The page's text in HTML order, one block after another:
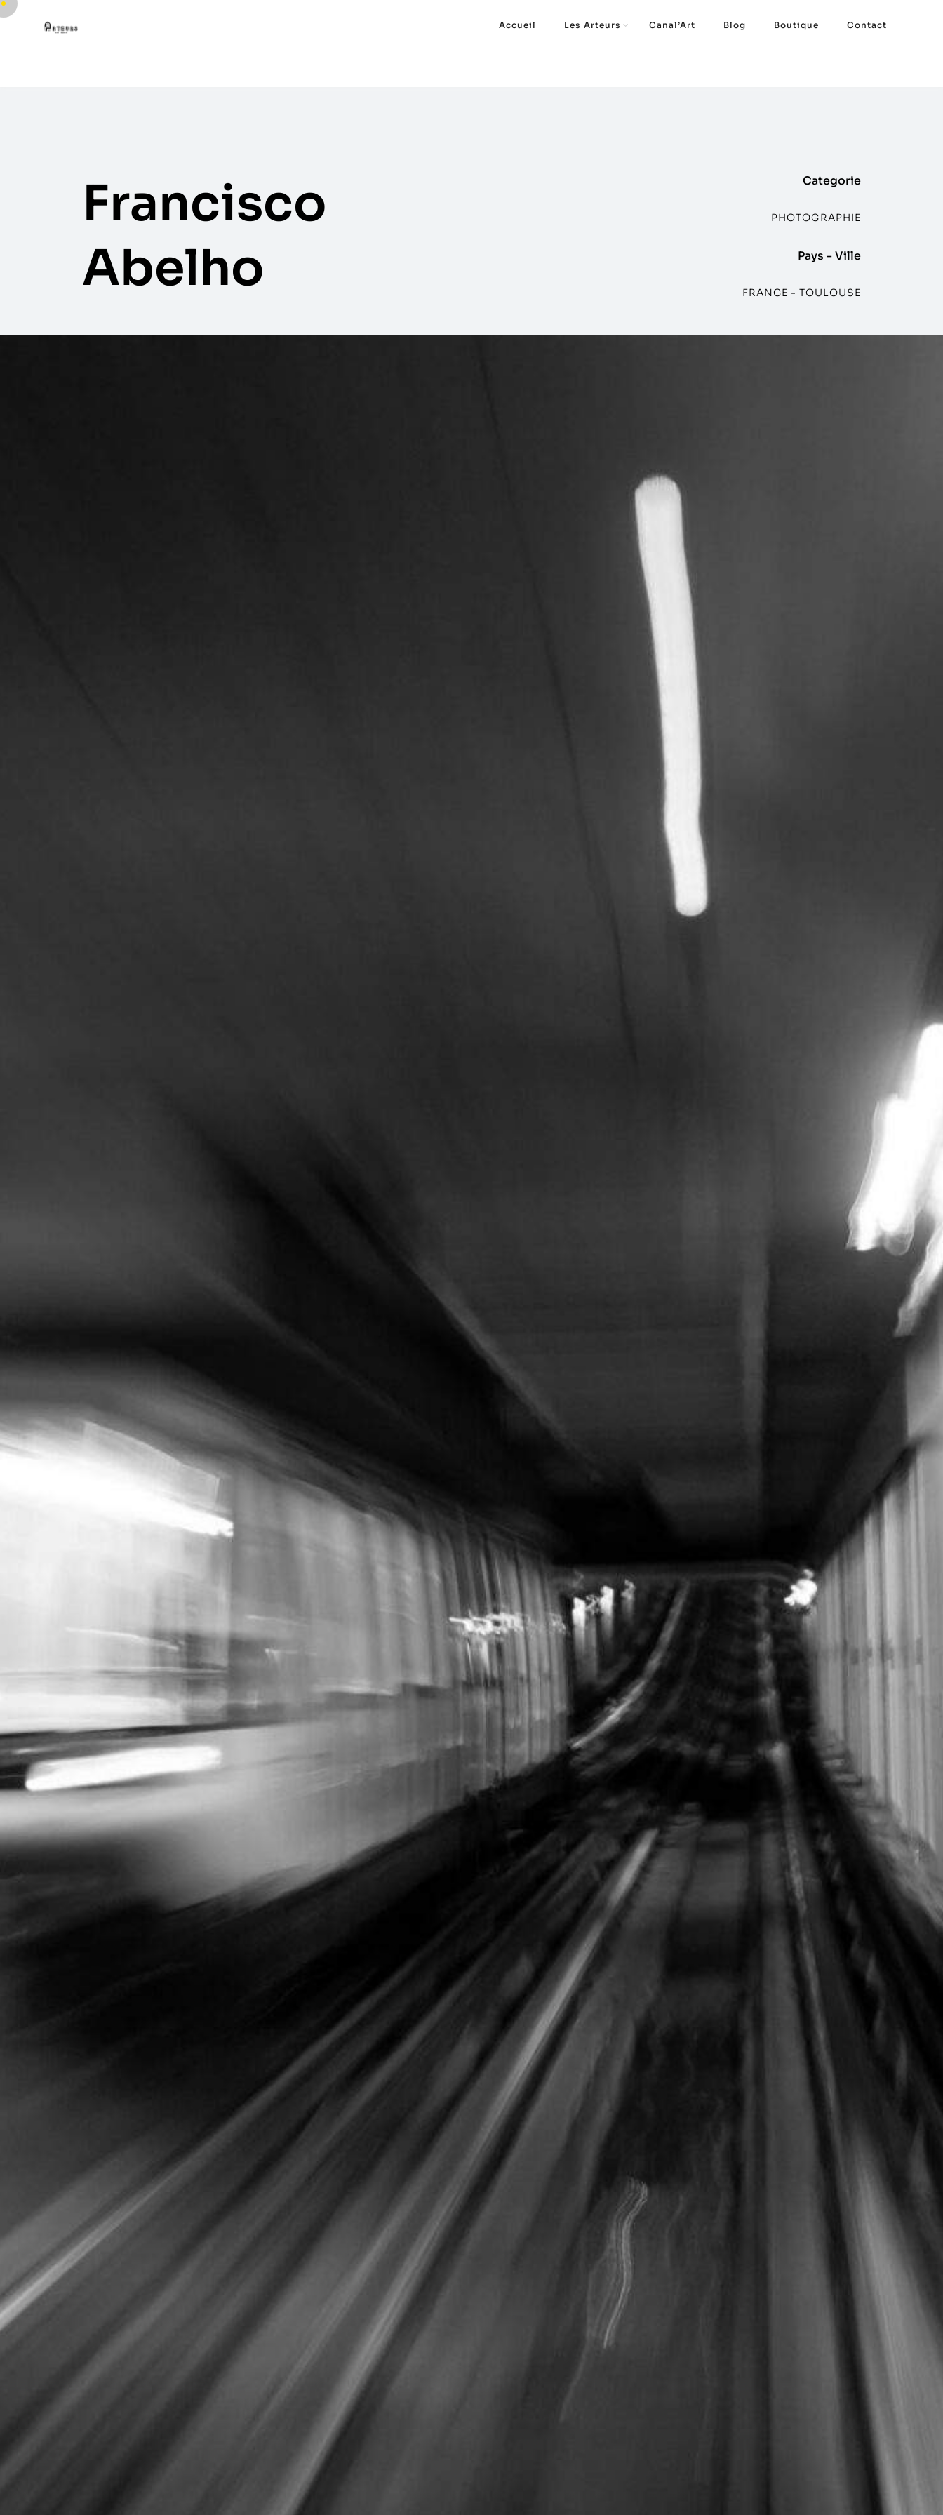
Accueil Les Arteurs Canal’Art Blog Boutique Contact
Francisco
Abelho
Categorie
PHOTOGRAPHIE
Pays - Ville
FRANCE - TOULOUSE